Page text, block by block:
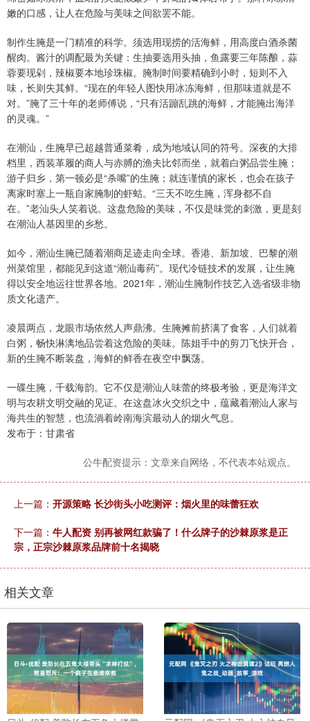
嫩的口感，让人在危险与美味之间欲罢不能。
制作生腌是一门精准的科学。须选用现捞的活海鲜，用高度白酒杀菌
醒肉。酱汁的调配最为关键：生抽要选用头抽，鱼露要三年陈酿，蒜
蓉要现剁，辣椒要本地珍珠椒。腌制时间要精确到小时，短则不入
味，长则失其鲜。“现在的年轻人图快用冰冻海鲜，但那味道就是不
对。”腌了三十年的老师傅说，“只有活蹦乱跳的海鲜，才能腌出海洋
的灵魂。”
在潮汕，生腌早已超越普通菜肴，成为地域认同的符号。深夜的大排
档里，西装革履的商人与赤膊的渔夫比邻而坐，就着白粥品尝生腌；
游子归乡，第一顿必是“杀嘴”的生腌；就连谨慎的家长，也会在孩子
离家时塞上一瓶自家腌制的虾蛄。“三天不吃生腌，浑身都不自
在。”老汕头人笑着说。这盘危险的美味，不仅是味觉的刺激，更是刻
在潮汕人基因里的乡愁。
如今，潮汕生腌已随着潮商足迹走向全球。香港、新加坡、巴黎的潮
州菜馆里，都能见到这道“潮汕毒药”。现代冷链技术的发展，让生腌
得以安全地运往世界各地。2021年，潮汕生腌制作技艺入选省级非物
质文化遗产。
凌晨两点，龙眼市场依然人声鼎沸。生腌摊前挤满了食客，人们就着
白粥，畅快淋漓地品尝着这危险的美味。陈姐手中的剪刀飞快开合，
新的生腌不断装盘，海鲜的鲜香在夜空中飘荡。
一碟生腌，千载海韵。它不仅是潮汕人味蕾的终极考验，更是海洋文
明与农耕文明交融的见证。在这盘冰火交织之中，蕴藏着潮汕人家与
海共生的智慧，也流淌着岭南海滨最动人的烟火气息。
发布于：甘肃省
公牛配资提示：文章来自网络，不代表本站观点。
上一篇： 开源策略 长沙街头小吃测评：烟火里的味蕾狂欢
下一篇： 牛人配资 别再被网红款骗了！什么牌子的沙棘原浆是正
宗，正宗沙棘原浆品牌前十名揭晓
相关文章